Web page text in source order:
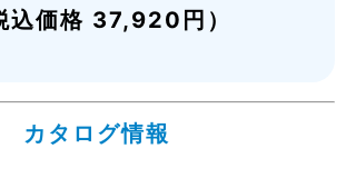
込価格 37,920円）
カタログ情報